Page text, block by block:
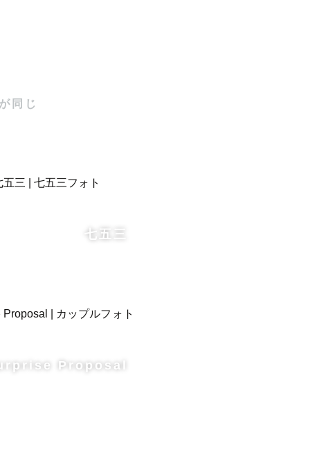
撮りま
。
同じ
七五三
Proposal